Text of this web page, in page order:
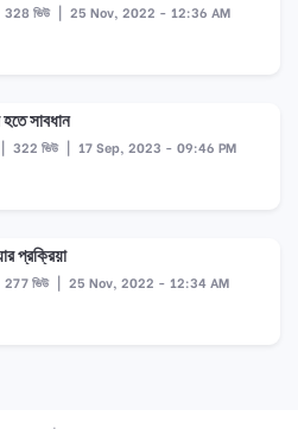
328 ভিউ | 25 Nov, 2022 - 12:36 AM
সাবধান
| 322 ভিউ | 17 Sep, 2023 - 09:46 PM
প্রক্রিয়া
277 ভিউ | 25 Nov, 2022 - 12:34 AM